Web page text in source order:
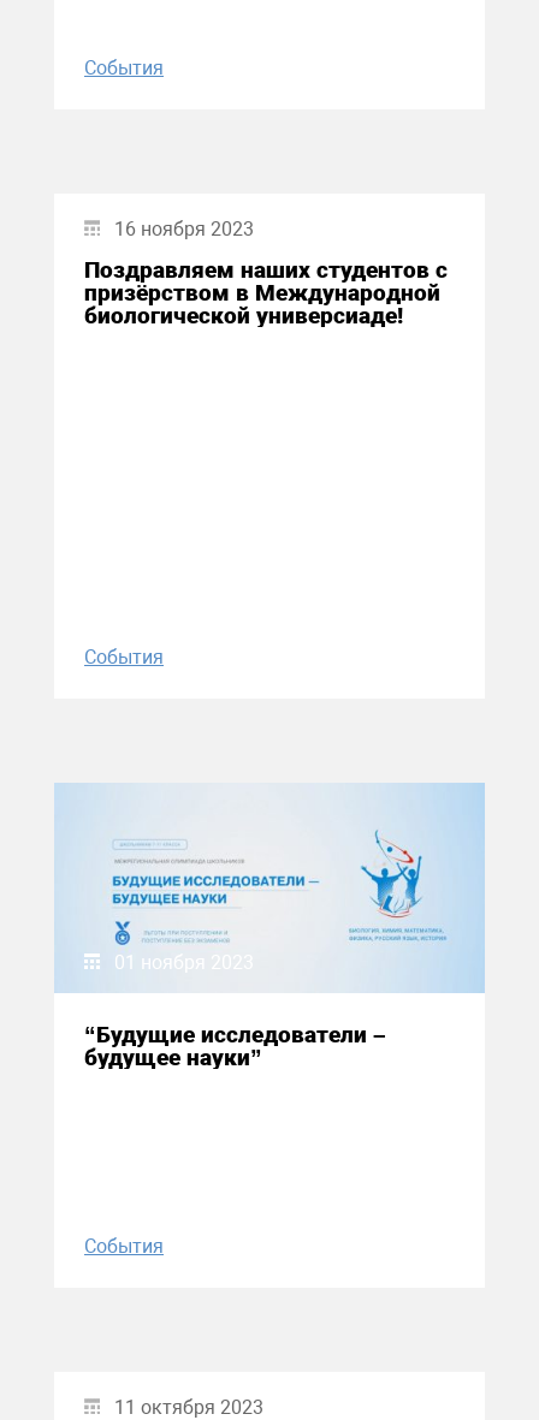
События
16 ноября 2023
Поздравляем наших студентов с
призёрством в Международной
биологической универсиаде!
События
01 ноября 2023
“Будущие исследователи –
будущее науки”
События
11 октября 2023